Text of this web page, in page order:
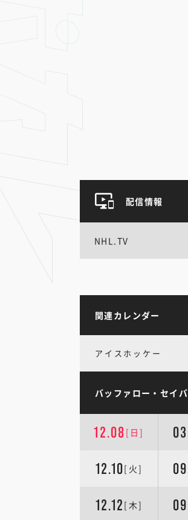
配信情報
NHL.TV
関連カレンダー
アイスホッケー
バッファロー・セイ
12.08 [日]
12.10[火]
12.12 [木]